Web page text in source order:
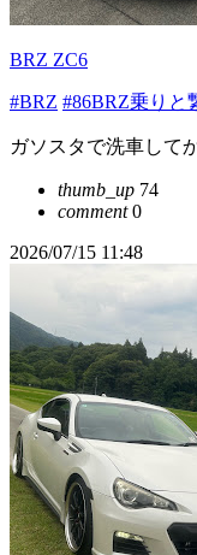
BRZ ZC6
#BRZ #86BRZ乗りと
ガソスタで洗車して
thumb_up 74
comment0
2026/07/15 11:48